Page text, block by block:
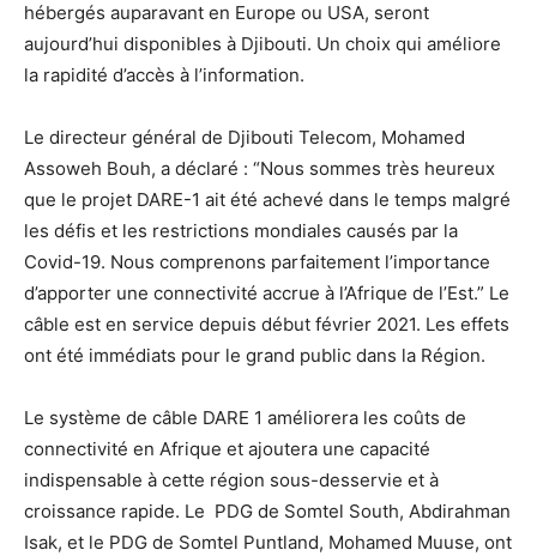
hébergés auparavant en Europe ou USA, seront
aujourd’hui disponibles à Djibouti. Un choix qui améliore
la rapidité d’accès à l’information.
Le directeur général de Djibouti Telecom, Mohamed
Assoweh Bouh, a déclaré : “Nous sommes très heureux
que le projet DARE-1 ait été achevé dans le temps malgré
les défis et les restrictions mondiales causés par la
Covid-19. Nous comprenons parfaitement l’importance
d’apporter une connectivité accrue à l’Afrique de l’Est.” Le
câble est en service depuis début février 2021. Les effets
ont été immédiats pour le grand public dans la Région.
Le système de câble DARE 1 améliorera les coûts de
connectivité en Afrique et ajoutera une capacité
indispensable à cette région sous-desservie et à
croissance rapide. Le PDG de Somtel South, Abdirahman
Isak, et le PDG de Somtel Puntland, Mohamed Muuse, ont